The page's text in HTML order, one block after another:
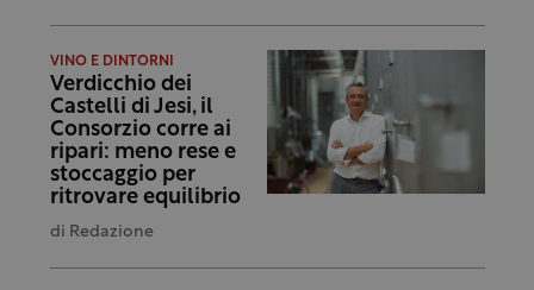
VINO E DINTORNI
Verdicchio dei
Castelli di Jesi, il
Consorzio corre ai
ripari: meno rese e
stoccaggio per
ritrovare equilibrio
di Redazione